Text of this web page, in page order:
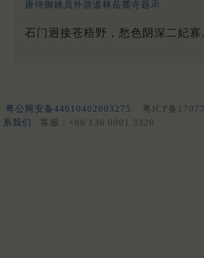
唐侍御姚员外游道林岳麓寺题示
石门迥接苍梧野，愁色阴深二妃寡
粤公网安备44010402003275 粤ICP备
系我们
客服：+86 136 0901 3320